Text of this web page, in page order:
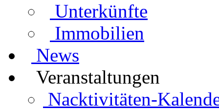
Unterkünfte
Immobilien
News
Veranstaltungen
Nacktivitäten-